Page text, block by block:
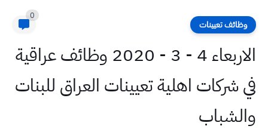
وظائف تعيينات
0
الاربعاء 4 - 3 - 2020 وظائف عراقية
في شركات اهلية تعيينات العراق للبنات
والشباب